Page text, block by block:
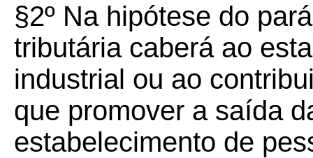
§2º Na hipótese do
tributária caberá ao
industrial ou ao
que promover a saída
estabelecimento de